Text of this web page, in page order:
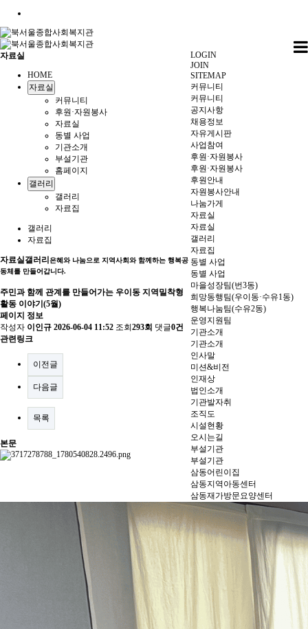
LOGIN
JOIN
SITEMAP
커뮤니티
커뮤니티
공지사항
채용정보
자유게시판
사업참여
후원·자원봉사
후원·자원봉사
후원안내
자원봉사안내
나눔가게
자료실
자료실
갤러리
자료집
동별 사업
동별 사업
마을성장팀(번3동)
희망동행팀(우이동·수유1동)
행복나눔팀(수유2동)
운영지원팀
기관소개
기관소개
인사말
미션&비전
인재상
법인소개
기관발자취
조직도
시설현황
오시는길
부설기관
부설기관
삼동어린이집
삼동지역아동센터
삼동재가방문요양센터
자료실
HOME
자료실
커뮤니티
후원·자원봉사
자료실
동별 사업
기관소개
부설기관
홈페이지
갤러리
갤러리
자료집
갤러리
자료집
자료실갤러리 은혜와 나눔으로 지역사회와 함께하는 행복공
동체를 만들어갑니다.
주민과 함께 관계를 만들어가는 우이동 지역밀착형
활동 이야기(5월)
페이지 정보
작성자 이인규 2026-06-04 11:52 조회 293회 댓글0건
관련링크
이전글
다음글
목록
본문